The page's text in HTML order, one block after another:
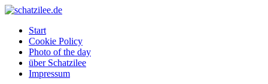
Start
Cookie Policy
Photo of the day
über Schatzilee
Impressum